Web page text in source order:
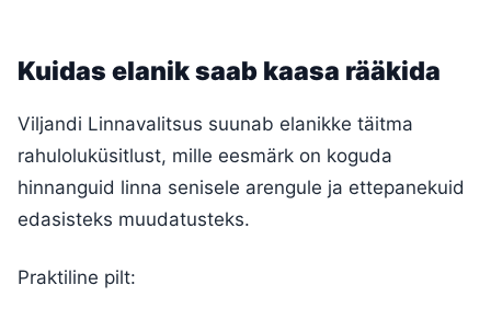
Kuidas elanik saab kaasa rääkida
Viljandi Linnavalitsus suunab elanikke täitma
rahuloluküsitlust, mille eesmärk on koguda
hinnanguid linna senisele arengule ja ettepanekuid
edasisteks muudatusteks.
Praktiline pilt: